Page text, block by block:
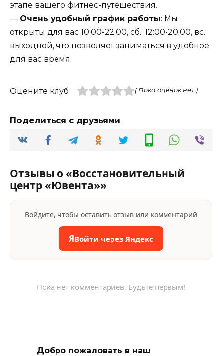
этапе вашего фитнес-путешествия.
— Очень удобный график работы: Мы
открыты для вас 10:00-22:00, сб.: 12:00-20:00, вс.:
выходной, что позволяет заниматься в удобное
для вас время.
Оцените клуб ( Пока оценок нет )
Поделиться с друзьями
Отзывы о «Восстановительный
центр «Ювента»»
Войдите, чтобы оставить отзыв или комментарий
ЯВойти через Яндекс
Пока нет комментариев. Будьте первым!
Добро пожаловать в наш